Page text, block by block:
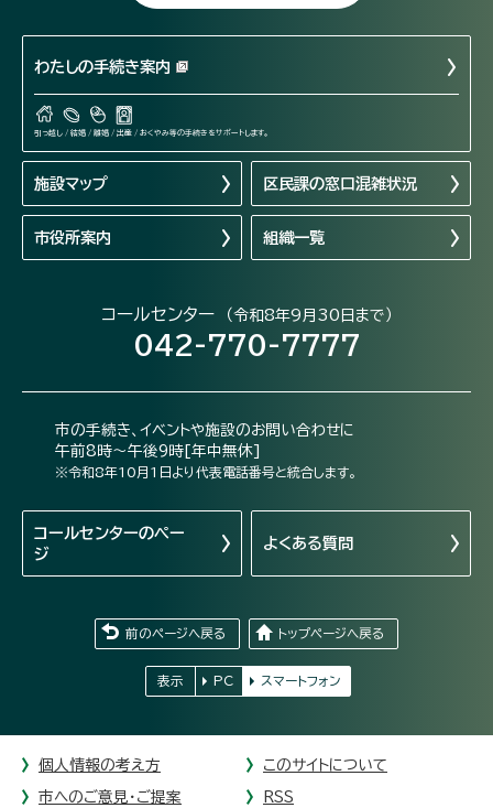
わたしの手続き案内
引っ越し / 結婚 / 離婚 / 出産 / おくやみ等の手続きをサポートします。
施設マップ 区民課の窓口混雑状況
市役所案内 組織一覧
コールセンター （令和8年9月30日まで）
042-770-7777
市の手続き、イベントや施設のお問い合わせに
午前8時～午後9時[年中無休]
※令和8年10月1日より代表電話番号と統合します。
コールセンターのペー
ジ
よくある質問
前のページへ戻る トップページへ戻る
表示 PC スマートフォン
個人情報の考え方 このサイトについて
市へのご意見・ご提案 RSS